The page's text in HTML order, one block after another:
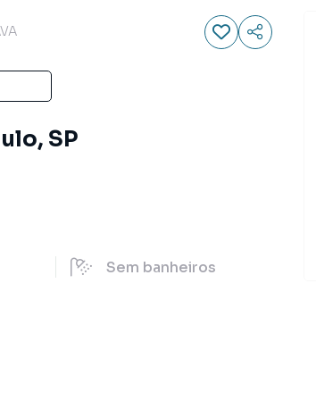
SP
Sem banheiros